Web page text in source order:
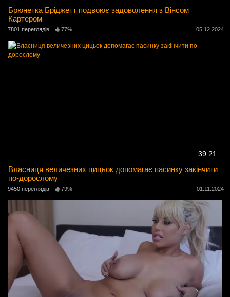
Брюнетка Бріджетт подвоює задоволення з Вінсом
Картером
7801 переглядів 77% 05.12.2024
39:21
Власниця величезних цицьок допомагає пасинку закінчити
по-дорослому
9450 переглядів 79% 01.11.2024